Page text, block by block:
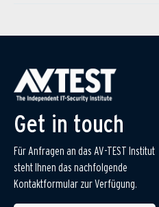
Get in touch
Für Anfragen an das AV-TEST Institut
steht Ihnen das nachfolgende
Kontaktformular zur Verfügung.